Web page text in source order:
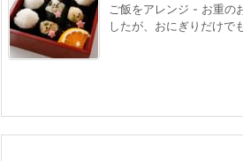
ご飯をアレンジ - お重の
したが、おにぎりだけで